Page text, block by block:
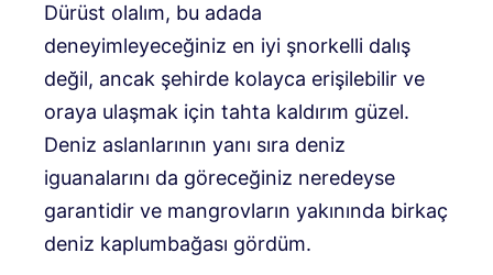
Dürüst olalım, bu adada
deneyimleyeceğiniz en iyi şnorkelli dalış
değil, ancak şehirde kolayca erişilebilir ve
oraya ulaşmak için tahta kaldırım güzel.
Deniz aslanlarının yanı sıra deniz
iguanalarını da göreceğiniz neredeyse
garantidir ve mangrovların yakınında birkaç
deniz kaplumbağası gördüm.